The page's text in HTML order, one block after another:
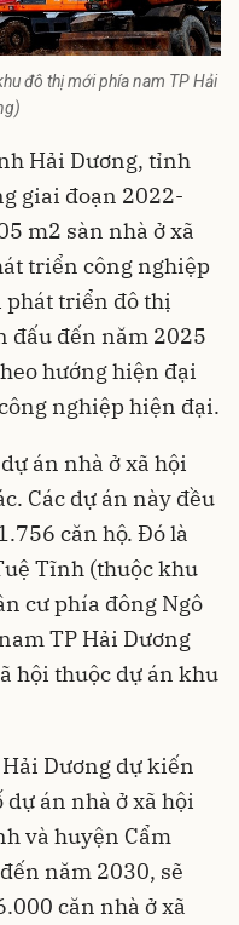
đô thị mới phía nam TP Hải
Hải Dương, tỉnh
giai đoạn 2022-
m2 sàn nhà ở xã
triển công nghiệp
phát triển đô thị
đấu đến năm 2025
hướng hiện đại
nghiệp hiện đại.
án nhà ở xã hội
Các dự án này đều
căn hộ. Đó là
Tĩnh (thuộc khu
cư phía đông Ngô
TP Hải Dương
hội thuộc dự án khu
Dương dự kiến
án nhà ở xã hội
và huyện Cẩm
năm 2030, sẽ
căn nhà ở xã